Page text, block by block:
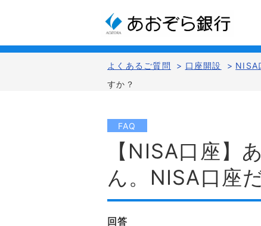
よくあるご質問 > 口座開設 > NISA
すか？
FAQ
【NISA口座】
ん。NISA口座
回答